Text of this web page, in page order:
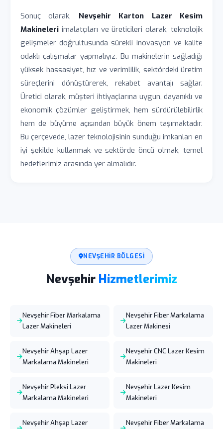
Sonuç olarak, Nevşehir Karton Lazer Kesim
Makineleri imalatçıları ve üreticileri olarak, teknolojik
gelişmeler doğrultusunda sürekli inovasyon ve kalite
odaklı çalışmalar yapmalıyız. Bu makinelerin sağladığı
yüksek hassasiyet, hız ve verimlilik, sektördeki üretim
süreçlerini dönüştürerek, rekabet avantajı sağlar.
Üretici olarak, müşteri ihtiyaçlarına uygun, dayanıklı ve
ekonomik çözümler geliştirmek, hem sürdürülebilirlik
hem de büyüme açısından büyük önem taşımaktadır.
Bu çerçevede, lazer teknolojisinin sunduğu imkanları en
iyi şekilde kullanmak ve sektörde öncü olmak, temel
hedeflerimiz arasında yer almalıdır.
NEVŞEHIR BÖLGESI
Nevşehir Hizmetlerimiz
Nevşehir Fiber Markalama
Lazer Makineleri
Nevşehir Fiber Markalama
Lazer Makinesi
Nevşehir Ahşap Lazer
Markalama Makineleri
Nevşehir CNC Lazer Kesim
Makineleri
Nevşehir Pleksi Lazer
Markalama Makineleri
Nevşehir Lazer Kesim
Makineleri
Nevşehir Ahşap Lazer
Nevşehir Fiber Markalama